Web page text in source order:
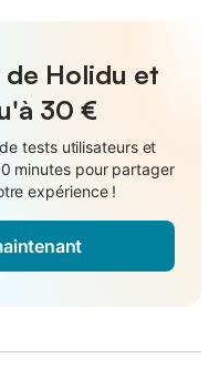
de Holidu et
30 €
tests utilisateurs et
minutes pour partager
expérience !